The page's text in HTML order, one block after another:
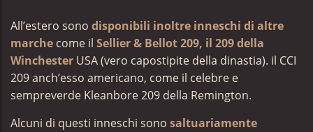
All’estero sono disponibili inoltre inneschi di altre
marche come il Sellier & Bellot 209, il 209 della
Winchester USA (vero capostipite della dinastia). il CCI
209 anch’esso americano, come il celebre e
sempreverde Kleanbore 209 della Remington.
Alcuni di questi inneschi sono saltuariamente